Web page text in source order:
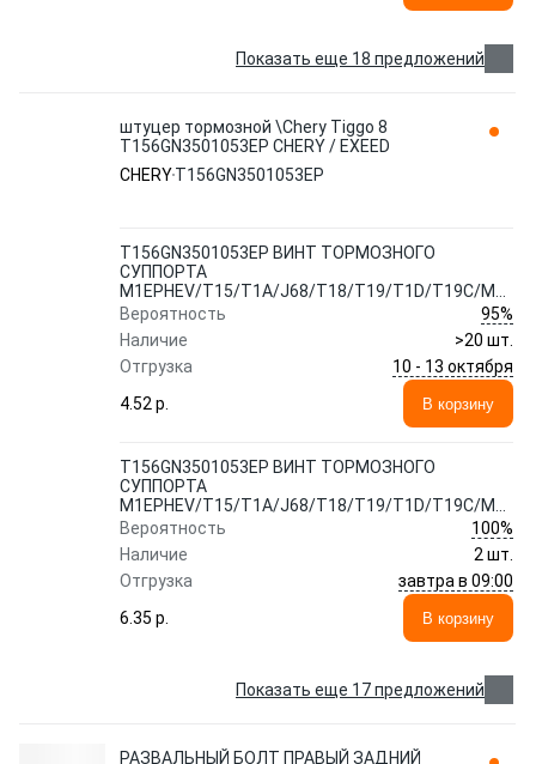
Показать еще 18 предложений
штуцер тормозной \Chery Tiggo 8
T156GN3501053EP CHERY / EXEED
CHERYT156GN3501053EP
T156GN3501053EP ВИНТ ТОРМОЗНОГО
СУППОРТА
Вероятность
95%
Наличие
>20 шт.
Отгрузка
10 - 13 октября
4.52 p.
В корзину
T156GN3501053EP ВИНТ ТОРМОЗНОГО
СУППОРТА
Вероятность
100%
Наличие
2 шт.
Отгрузка
завтра в 09:00
6.35 p.
В корзину
Показать еще 17 предложений
РАЗВАЛЬНЫЙ БОЛТ ПРАВЫЙ ЗАДНИЙ